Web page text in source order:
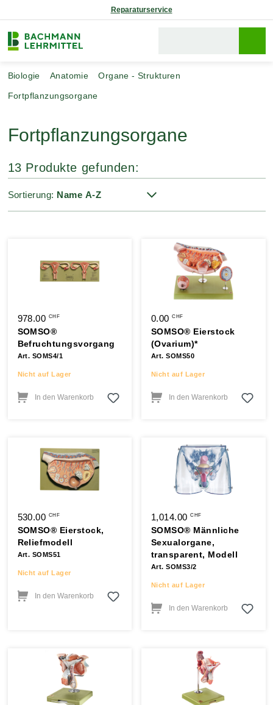
Reparaturservice
Biologie Anatomie Organe - Strukturen
Fortpflanzungsorgane
Fortpflanzungsorgane
13 Produkte gefunden:
Sortierung:
978.00 CHF
SOMSO®
Befruchtungsvorgang
Art. SOMS4/1
Nicht auf Lager
In den Warenkorb
0.00CHF
SOMSO® Eierstock
(Ovarium)*
Art. SOMS50
Nicht auf Lager
In den Warenkorb
530.00 CHF
SOMSO® Eierstock,
Reliefmodell
Art. SOMS51
Nicht auf Lager
In den Warenkorb
1,014.00CHF
SOMSO® Männliche
Sexualorgane,
transparent, Modell
Art. SOMS3/2
Nicht auf Lager
In den Warenkorb